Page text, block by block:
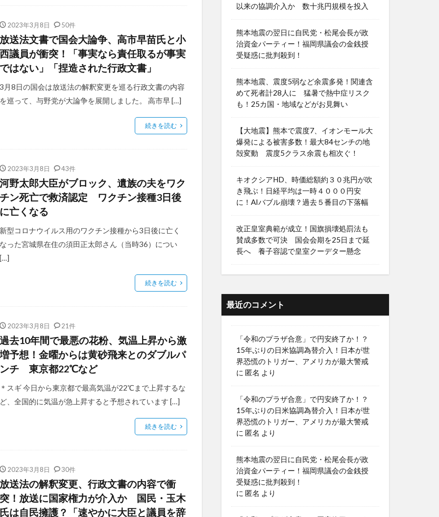
2023年3月8日 50件
放送法文書で国会大論争、高市早苗氏と小
西議員が衝突！「事実なら責任取るが事実
ではない」「捏造された行政文書」
3月8日の国会は放送法の解釈変更を巡る行政文書の内容
を巡って、与野党が大論争を展開しました。 高市早 […]
続きを読む
2023年3月8日 43件
河野太郎大臣がブロック、遺族の夫をワク
チン死亡で救済認定 ワクチン接種3日後
に亡くなる
新型コロナウイルス用のワクチン接種から3日後に亡く
なった宮城県在住の須田正太郎さん（当時36）につい
[…]
続きを読む
2023年3月8日 21件
過去10年間で最悪の花粉、気温上昇から激
増予想！金曜からは黄砂飛来とのダブルパ
ンチ 東京都22℃など
＊スギ 今日から東京都で最高気温が22℃まで上昇するな
ど、全国的に気温が急上昇すると予想されています […]
続きを読む
2023年3月8日 30件
放送法の解釈変更、行政文書の内容で衝
突！放送に国家権力が介入か 国民・玉木
氏は自民擁護？「速やかに大臣と議員を辞
以来の協調介入か 数十兆円規模を投入
熊本地震の翌日に自民党・松尾会長が政
治資金パーティー！福岡県議会の金銭授
受疑惑に批判殺到！
熊本地震、震度5弱など余震多発！関連含
めて死者計28人に 猛暑で熱中症リスク
も！25カ国・地域などがお見舞い
【大地震】熊本で震度7、イオンモール大
爆発による被害多数！最大84センチの地
殻変動 震度5クラス余震も相次ぐ！
キオクシアHD、時価総額約３０兆円が吹
き飛ぶ！日経平均は一時４０００円安
に！AIバブル崩壊？過去５番目の下落幅
改正皇室典範が成立！国旗損壊処罰法も
賛成多数で可決 国会会期を25日まで延
長へ 養子容認で皇室クーデター懸念
最近のコメント
「令和のプラザ合意」で円安終了か！？
15年ぶりの日米協調為替介入！日本が世
界恐慌のトリガー、アメリカが最大警戒
に 匿名 より
「令和のプラザ合意」で円安終了か！？
15年ぶりの日米協調為替介入！日本が世
界恐慌のトリガー、アメリカが最大警戒
に 匿名 より
熊本地震の翌日に自民党・松尾会長が政
治資金パーティー！福岡県議会の金銭授
受疑惑に批判殺到！
に 匿名 より